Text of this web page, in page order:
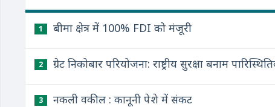
1 बीमा क्षेत्र में 100% FDI को मंजूरी
2 ग्रेट निकोबार परियोजना: राष्ट्रीय सुरक्षा बनाम
3 नकली वकील : कानूनी पेशे में संकट